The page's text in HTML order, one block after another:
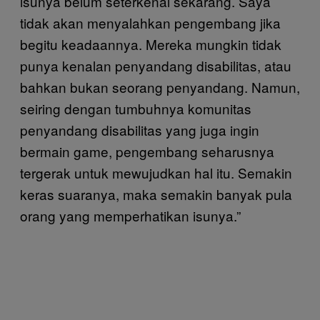
tidak akan menyalahkan pengembang jika
begitu keadaannya. Mereka mungkin tidak
punya kenalan penyandang disabilitas, atau
bahkan bukan seorang penyandang. Namun,
seiring dengan tumbuhnya komunitas
penyandang disabilitas yang juga ingin
bermain game, pengembang seharusnya
tergerak untuk mewujudkan hal itu. Semakin
keras suaranya, maka semakin banyak pula
orang yang memperhatikan isunya.”